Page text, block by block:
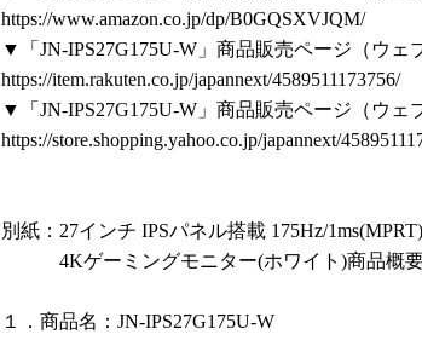
https://www.amazon.co.jp/dp/B0GQSXVJQM/
▼「JN-IPS27G175U-W」商品販売ページ（ウェ
https://item.rakuten.co.jp/japannext/4589511173756/
▼「JN-IPS27G175U-W」商品販売ページ（ウェ
https://store.shopping.yahoo.co.jp/japannext/
別紙：27インチ IPSパネル搭載 175Hz/
4Kゲーミングモニター(ホワイト)商品概
１．商品名：JN-IPS27G175U-W